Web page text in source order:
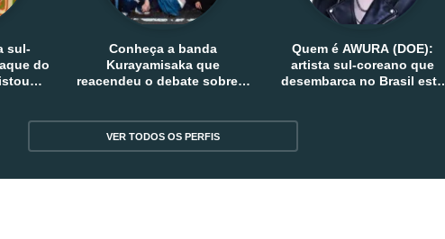
sul-
do
Conheça a banda
Kurayamisaka que
reacendeu o debate sobre o
Quem é AWURA (DOE):
artista sul-coreano que
desembarca no Brasil esta
VER TODOS OS PERFIS